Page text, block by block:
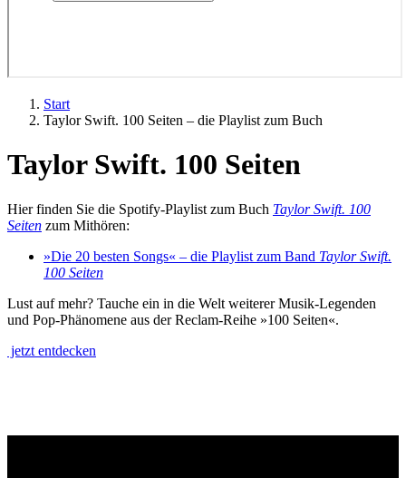
Start
Taylor Swift. 100 Seiten – die Playlist zum Buch
Taylor Swift. 100 Seiten
Hier finden Sie die Spotify-Playlist zum Buch Taylor Swift. 100
Seiten zum Mithören:
»Die 20 besten Songs« – die Playlist zum Band Taylor Swift.
100 Seiten
Lust auf mehr? Tauche ein in die Welt weiterer Musik-Legenden
und Pop-Phänomene aus der Reclam-Reihe »100 Seiten«.
jetzt entdecken